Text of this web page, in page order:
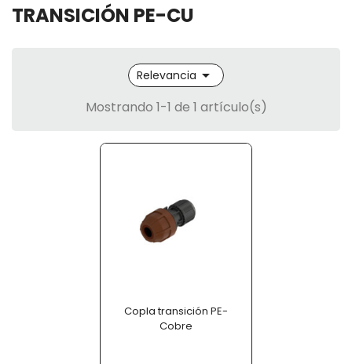
TRANSICIÓN PE-CU
Relevancia 
Mostrando 1-1 de 1 artículo(s)
Copla transición PE-
Cobre